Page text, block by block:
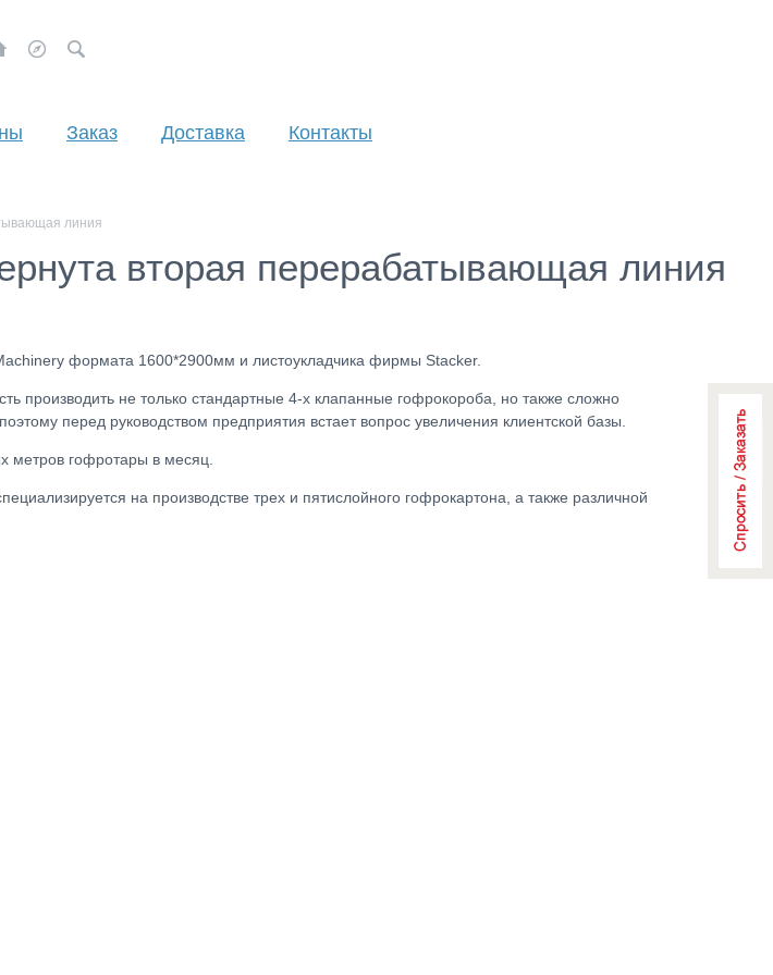
Заказ Доставка Контакты
линия
вторая перерабатывающая линия
формата 1600*2900мм и листоукладчика фирмы Stacker.
производить не только стандартные 4-х клапанные гофрокороба, но также сложно
перед руководством предприятия встает вопрос увеличения клиентской базы.
метров гофротары в месяц.
на производстве трех и пятислойного гофрокартона, а также различной